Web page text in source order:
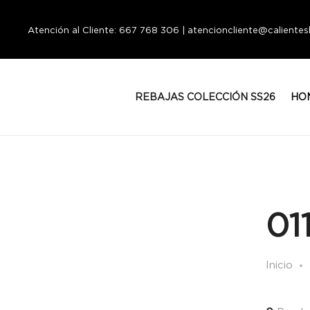
Atención al Cliente: 667 768 306 |
REBAJAS COLECCIÓN SS26
Inicio